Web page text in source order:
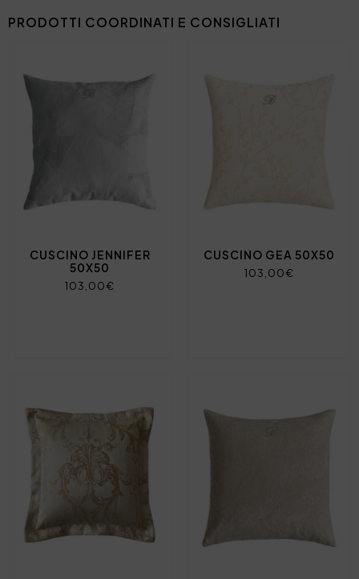
PRODOTTI COORDINATI E CONSIGLIATI
CUSCINO JENNIFER
50X50
103,00€
CUSCINO GEA 50X50
103,00€